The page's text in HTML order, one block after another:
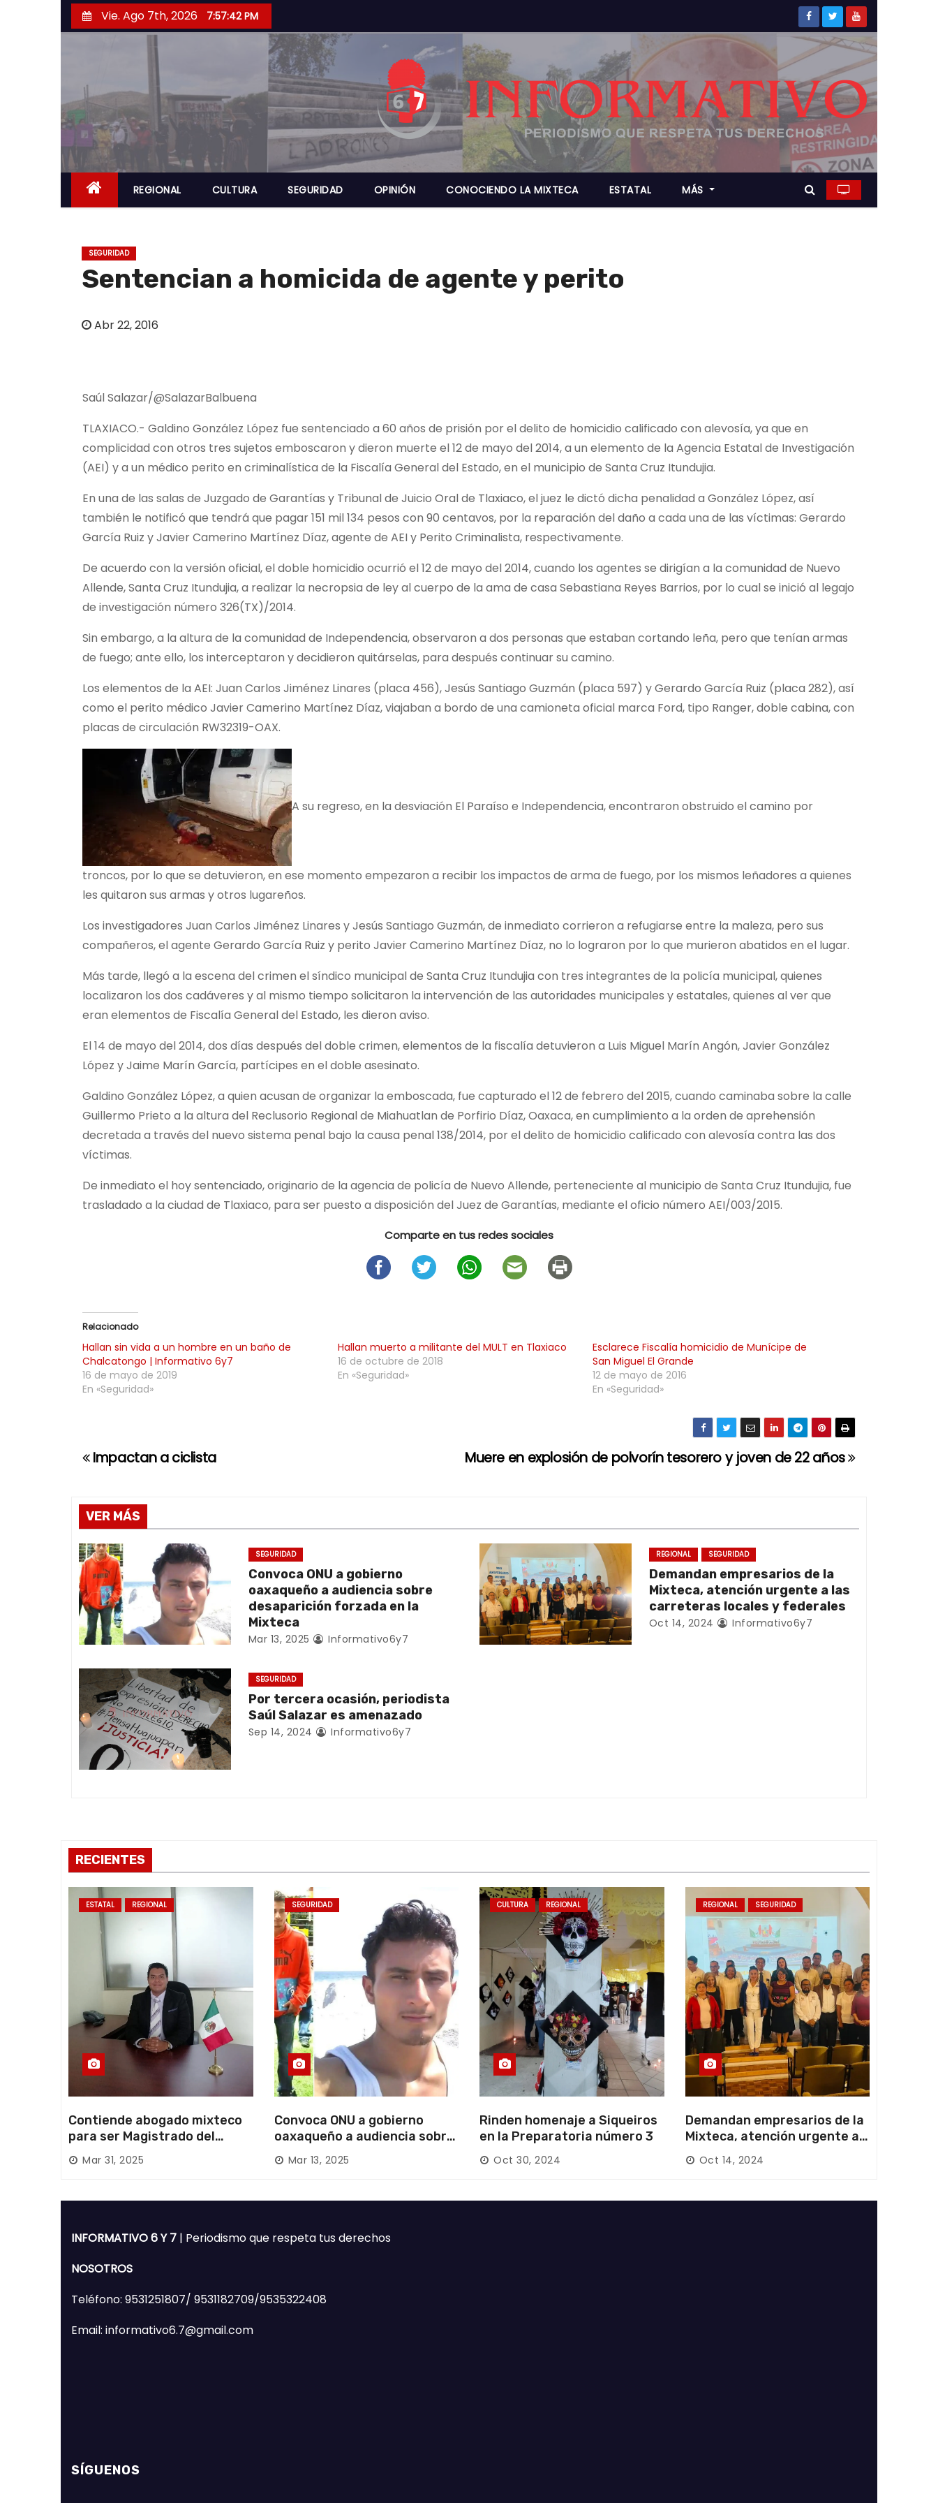
a
r
a
l
n
Vie. Ago 7th, 2026 7:57:43 PM
REGIONAL CULTURA SEGURIDAD OPINIÓN CONOCIENDO LA MIXTECA ESTATAL MÁS
SEGURIDAD
Sentencian a homicida de agente y perito
Abr 22, 2016
Saúl Salazar/@SalazarBalbuena
TLAXIACO.- Galdino González López fue sentenciado a 60 años de prisión por el delito de homicidio calificado con alevosía, ya que en
complicidad con otros tres sujetos emboscaron y dieron muerte el 12 de mayo del 2014, a un elemento de la Agencia Estatal de Investigación
(AEI) y a un médico perito en criminalística de la Fiscalía General del Estado, en el municipio de Santa Cruz Itundujia.
En una de las salas de Juzgado de Garantías y Tribunal de Juicio Oral de Tlaxiaco, el juez le dictó dicha penalidad a González López, así
también le notificó que tendrá que pagar 151 mil 134 pesos con 90 centavos, por la reparación del daño a cada una de las víctimas: Gerardo
García Ruiz y Javier Camerino Martínez Díaz, agente de AEI y Perito Criminalista, respectivamente.
De acuerdo con la versión oficial, el doble homicidio ocurrió el 12 de mayo del 2014, cuando los agentes se dirigían a la comunidad de Nuevo
Allende, Santa Cruz Itundujia, a realizar la necropsia de ley al cuerpo de la ama de casa Sebastiana Reyes Barrios, por lo cual se inició al legajo
de investigación número 326(TX)/2014.
Sin embargo, a la altura de la comunidad de Independencia, observaron a dos personas que estaban cortando leña, pero que tenían armas
de fuego; ante ello, los interceptaron y decidieron quitárselas, para después continuar su camino.
Los elementos de la AEI: Juan Carlos Jiménez Linares (placa 456), Jesús Santiago Guzmán (placa 597) y Gerardo García Ruiz (placa 282), así
como el perito médico Javier Camerino Martínez Díaz, viajaban a bordo de una camioneta oficial marca Ford, tipo Ranger, doble cabina, con
placas de circulación RW32319-OAX.
A su regreso, en la desviación El Paraíso e Independencia, encontraron obstruido el camino por
troncos, por lo que se detuvieron, en ese momento empezaron a recibir los impactos de arma de fuego, por los mismos leñadores a quienes
les quitaron sus armas y otros lugareños.
Los investigadores Juan Carlos Jiménez Linares y Jesús Santiago Guzmán, de inmediato corrieron a refugiarse entre la maleza, pero sus
compañeros, el agente Gerardo García Ruiz y perito Javier Camerino Martínez Díaz, no lo lograron por lo que murieron abatidos en el lugar.
Más tarde, llegó a la escena del crimen el síndico municipal de Santa Cruz Itundujia con tres integrantes de la policía municipal, quienes
localizaron los dos cadáveres y al mismo tiempo solicitaron la intervención de las autoridades municipales y estatales, quienes al ver que
eran elementos de Fiscalía General del Estado, les dieron aviso.
El 14 de mayo del 2014, dos días después del doble crimen, elementos de la fiscalía detuvieron a Luis Miguel Marín Angón, Javier González
López y Jaime Marín García, partícipes en el doble asesinato.
Galdino González López, a quien acusan de organizar la emboscada, fue capturado el 12 de febrero del 2015, cuando caminaba sobre la calle
Guillermo Prieto a la altura del Reclusorio Regional de Miahuatlan de Porfirio Díaz, Oaxaca, en cumplimiento a la orden de aprehensión
decretada a través del nuevo sistema penal bajo la causa penal 138/2014, por el delito de homicidio calificado con alevosía contra las dos
víctimas.
De inmediato el hoy sentenciado, originario de la agencia de policía de Nuevo Allende, perteneciente al municipio de Santa Cruz Itundujia, fue
trasladado a la ciudad de Tlaxiaco, para ser puesto a disposición del Juez de Garantías, mediante el oficio número AEI/003/2015.
Comparte en tus redes sociales
Relacionado
Hallan sin vida a un hombre en un baño de
Chalcatongo | Informativo 6y7
16 de mayo de 2019
En «Seguridad»
Hallan muerto a militante del MULT en Tlaxiaco
16 de octubre de 2018
En «Seguridad»
Esclarece Fiscalía homicidio de Munícipe de
San Miguel El Grande
12 de mayo de 2016
En «Seguridad»
N
v
e
g
a
c
i
ó
n
d
n
t
r
s
Muere en explosión de polvorín tesorero y joven de 22 años
Impactan a ciclista
VER MÁS
SEGURIDAD
Convoca ONU a gobierno
oaxaqueño a audiencia sobre
desaparición forzada en la
Mixteca
Mar 13, 2025 Informativo6y7
REGIONAL SEGURIDAD
Demandan empresarios de la
Mixteca, atención urgente a las
carreteras locales y federales
Oct 14, 2024 Informativo6y7
SEGURIDAD
Por tercera ocasión, periodista
Saúl Salazar es amenazado
Sep 14, 2024 Informativo6y7
RECIENTES
ESTATAL REGIONAL
Contiende abogado mixteco
para ser Magistrado del
Poder Judicial; es originario
de Huajuapan de León
Mar 31, 2025
SEGURIDAD
Convoca ONU a gobierno
oaxaqueño a audiencia sobre
desaparición forzada en la
Mixteca
Mar 13, 2025
CULTURA REGIONAL
Rinden homenaje a Siqueiros
en la Preparatoria número 3
Oct 30, 2024
REGIONAL SEGURIDAD
Demandan empresarios de la
Mixteca, atención urgente a
las carreteras locales y
federales
Oct 14, 2024
INFORMATIVO 6 Y 7 | Periodismo que respeta tus derechos
NOSOTROS
Teléfono: 9531251807/ 9531182709/9535322408
Email: informativo6.7@gmail.com
SÍGUENOS